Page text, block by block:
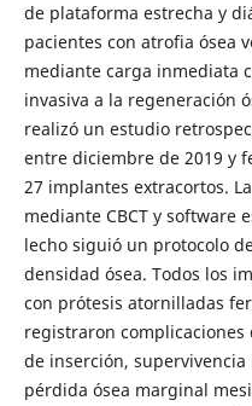
de plataforma estrecha y
pacientes con atrofia ósea
mediante carga inmediata
invasiva a la regeneración
realizó un estudio
entre diciembre de 2019 y
27 implantes extracortos.
mediante CBCT y software
lecho siguió un protocolo
densidad ósea. Todos los
con prótesis atornilladas
registraron
de inserción,
pérdida ósea marginal